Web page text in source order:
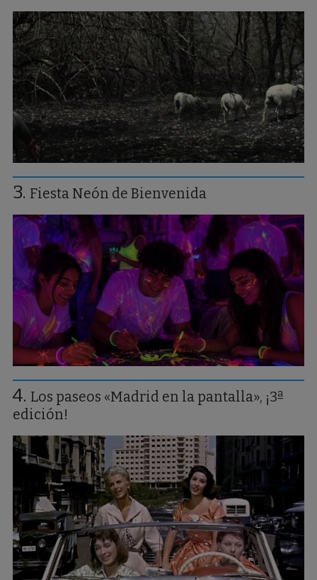
Fiesta Neón de Bienvenida
Los paseos «Madrid en la pantalla», ¡3ª
edición!